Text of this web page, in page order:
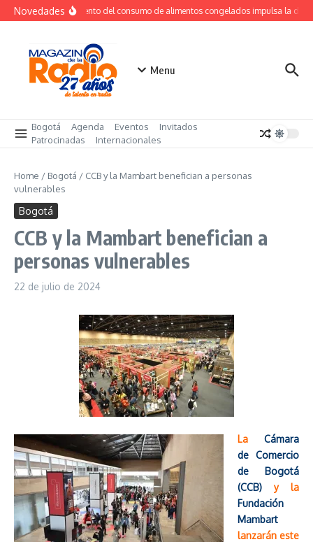
Saltar al contenido
NovedadesCrecimiento del consumo de alimentos congelados impulsa la
Menu
Bogotá Agenda Eventos
Invitados
Patrocinadas
Internacionales
Home / Bogotá / CCB y la Mambart benefician a personas
vulnerables
Bogotá
CCB y la Mambart benefician a
personas vulnerables
22 de julio de 2024
La Cámara
de Comercio
de Bogotá
(CCB) y la
Fundación
Mambart
lanzarán este